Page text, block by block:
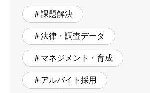
＃課題解決
＃法律・調査データ
＃マネジメント・育成
＃アルバイト採用